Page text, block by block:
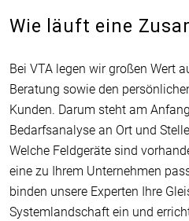
Wie läuft eine
Bei VTA legen wir großen Wert
Beratung sowie den
Kunden. Darum steht am
Bedarfsanalyse an Ort und
Welche Feldgeräte sind
eine zu Ihrem Unternehmen
binden unsere Experten Ihre
Systemlandschaft ein und